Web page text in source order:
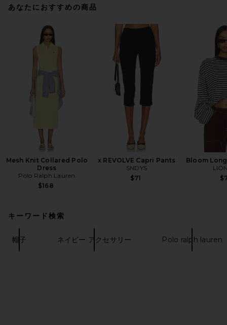
あなたにおすすめの商品
Mesh Knit Collared Polo
Dress
Polo Ralph Lauren
$168
x REVOLVE Capri Pants
SNDYS
$71
Bloom
キーワード検索
帽子 ネイビー アクセサリー Polo ralph lauren